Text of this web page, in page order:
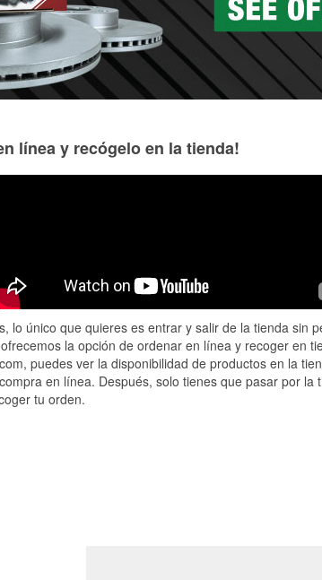
service, Clean store
My Saleswoman
family. Thanks J...
👍 Adrian is the best is the
best so helpful very helpful
thank you thank you he's a
Read More
línea y recógelo en la tienda!
lo único que quieres es entrar y salir de la tienda sin
la opción de ordenar en línea y recoger en
puedes ver la disponibilidad de productos en la
en línea. Después, solo tienes que pasar por la
tu orden.